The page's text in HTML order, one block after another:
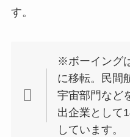
す。
※ボーイング
に移転。民間
宇宙部門など
出企業として
しています。